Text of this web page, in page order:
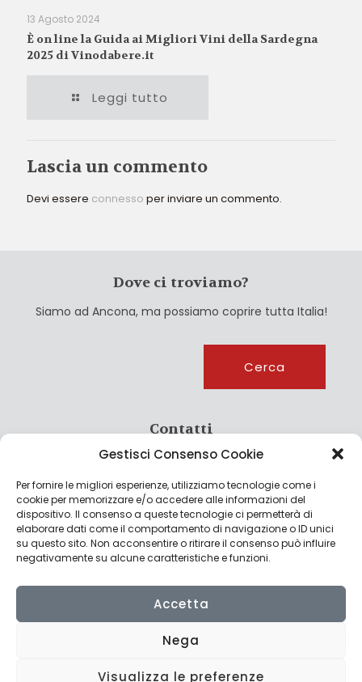
Gestisci Consenso Cookie
Per fornire le migliori esperienze, utilizziamo tecnologie come i
cookie per memorizzare e/o accedere alle informazioni del
dispositivo. Il consenso a queste tecnologie ci permetterà di
elaborare dati come il comportamento di navigazione o ID unici
su questo sito. Non acconsentire o ritirare il consenso può influire
negativamente su alcune caratteristiche e funzioni.
Accetta
Nega
Visualizza le preferenze
13 Agosto 2024
È on line la Guida ai Migliori Vini della Sardegna
2025 di Vinodabere.it
Leggi tutto
Lascia un commento
Devi essere connesso per inviare un commento.
Dove ci troviamo?
Siamo ad Ancona, ma possiamo coprire tutta Italia!
Cerca
Contatti
info@culturagroalimentare.com
Note legali
Privacy Policy